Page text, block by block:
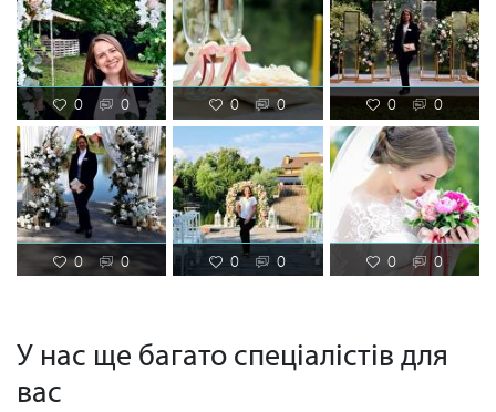
контроль фінансових домовленостей Вирішення форс-
мажорних ситуацій
0 0 0 0 0 0
0 0 0 0 0 0
У нас ще багато спеціалістів для
вас